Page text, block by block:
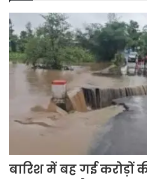
बारिश में बह गई करोड़ों